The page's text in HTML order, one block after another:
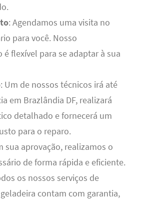
: Agendamos uma visita no
para você. Nosso
flexível para se adaptar à sua
: Um de nossos técnicos irá até
em Brazlândia DF, realizará
detalhado e fornecerá um
para o reparo.
sua aprovação, realizamos o
de forma rápida e eficiente.
os nossos serviços de
contam com garantia,